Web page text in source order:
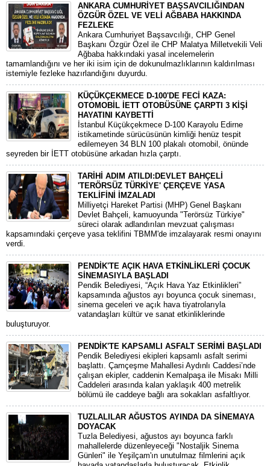
ANKARA CUMHURİYET BAŞSAVCILIĞINDAN
ÖZGÜR ÖZEL VE VELİ AĞBABA HAKKINDA
FEZLEKE
​Ankara Cumhuriyet Başsavcılığı, CHP Genel
Başkanı Özgür Özel ile CHP Malatya Milletvekili Veli
Ağbaba hakkındaki yasal incelemelerin
tamamlandığını ve her iki isim için de dokunulmazlıklarının kaldırılması
istemiyle fezleke hazırlandığını duyurdu.
KÜÇÜKÇEKMECE D-100'DE FECİ KAZA:
OTOMOBİL İETT OTOBÜSÜNE ÇARPTI 3 KİŞİ
HAYATINI KAYBETTİ
​İstanbul Küçükçekmece D-100 Karayolu Edirne
istikametinde sürücüsünün kimliği henüz tespit
edilemeyen 34 BLN 100 plakalı otomobil, önünde
seyreden bir İETT otobüsüne arkadan hızla çarptı.
TARİHİ ADIM ATILDI:DEVLET BAHÇELİ
'TERÖRSÜZ TÜRKİYE' ÇERÇEVE YASA
TEKLİFİNİ İMZALADI
​Milliyetçi Hareket Partisi (MHP) Genel Başkanı
Devlet Bahçeli, kamuoyunda "Terörsüz Türkiye"
süreci olarak adlandırılan mevzuat çalışması
kapsamındaki çerçeve yasa teklifini TBMM'de imzalayarak resmi onayını
verdi.
PENDİK'TE AÇIK HAVA ETKİNLİKLERİ ÇOCUK
SİNEMASIYLA BAŞLADI
Pendik Belediyesi, “Açık Hava Yaz Etkinlikleri”
kapsamında ağustos ayı boyunca çocuk sineması,
sinema geceleri ve açık hava tiyatrolarıyla
vatandaşları kültür ve sanat etkinliklerinde
buluşturuyor.
PENDİK'TE KAPSAMLI ASFALT SERİMİ BAŞLADI
Pendik Belediyesi ekipleri kapsamlı asfalt serimi
başlattı. Çamçeşme Mahallesi Aydınlı Caddesi’nde
çalışan ekipler, caddenin Kemalpaşa ile Misakı Milli
Caddeleri arasında kalan yaklaşık 400 metrelik
bölümü ile caddeye bağlı ara sokakları asfaltlıyor.
TUZLALILAR AĞUSTOS AYINDA DA SİNEMAYA
DOYACAK
Tuzla Belediyesi, ağustos ayı boyunca farklı
mahallelerde düzenleyeceği "Nostaljik Sinema
Günleri" ile Yeşilçam'ın unutulmaz filmlerini açık